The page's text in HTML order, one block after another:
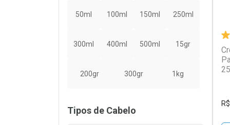
R$
Umidificador (1)
50ml 100ml 150ml 250ml
300ml 400ml 500ml 15gr
200gr 300gr 1kg
Tipos de Cabelo